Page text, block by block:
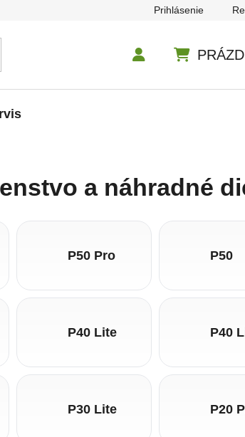
Prihlásenie
a náhradné
P50 Pro P50
P40 Lite P40
P30 Lite P20